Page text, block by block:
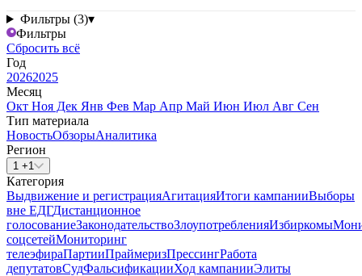
Фильтры (3)▾
Фильтры
Сбросить всё
Год
20262025
Месяц
Окт Ноя Дек Янв Фев Мар Апр Май Июн Июл Авг Сен
Тип материала
НовостьОбзорыАналитика
Регион
1 +1
Категория
Выдвижение и регистрацияАгитацияИтоги кампанииВыборы
вне ЕДГДистанционное
голосованиеЗаконодательствоЗлоупотребленияИзбиркомы
соцсетейМониторинг
телеэфираПартииПраймеризПрессингРабота
депутатовСудФальсификацииХод кампанииЭлиты